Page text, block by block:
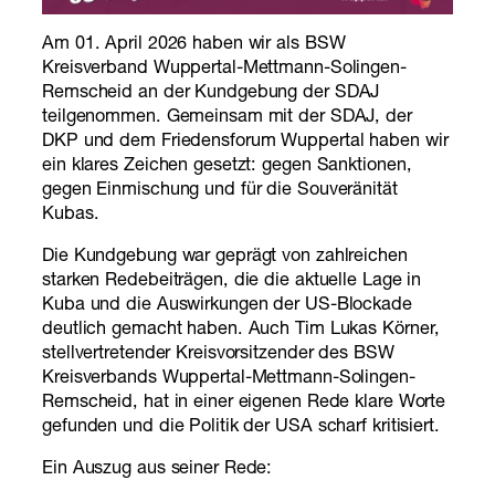
Am 01. April 2026 haben wir als BSW
Kreisverband Wuppertal-Mettmann-Solingen-
Remscheid an der Kundgebung der SDAJ
teilgenommen. Gemeinsam mit der SDAJ, der
DKP und dem Friedensforum Wuppertal haben wir
ein klares Zeichen gesetzt: gegen Sanktionen,
gegen Einmischung und für die Souveränität
Kubas.
Die Kundgebung war geprägt von zahlreichen
starken Redebeiträgen, die die aktuelle Lage in
Kuba und die Auswirkungen der US-Blockade
deutlich gemacht haben. Auch Tim Lukas Körner,
stellvertretender Kreisvorsitzender des BSW
Kreisverbands Wuppertal-Mettmann-Solingen-
Remscheid, hat in einer eigenen Rede klare Worte
gefunden und die Politik der USA scharf kritisiert.
Ein Auszug aus seiner Rede: